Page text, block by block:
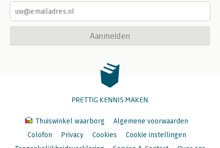
Aanmelden
PRETTIG KENNIS MAKEN
Thuiswinkel waarborg
Algemene voorwaarden
Colofon
Privacy Cookies
Cookie instellingen